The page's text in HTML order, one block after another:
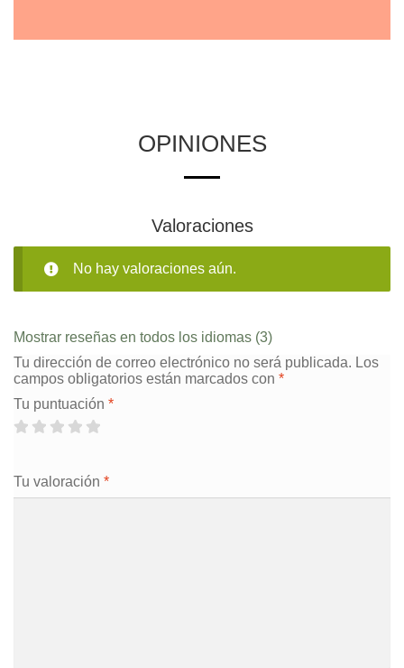
OPINIONES
Valoraciones
No hay valoraciones aún.
Mostrar reseñas en todos los idiomas (3)
Tu dirección de correo electrónico no será publicada. Los
campos obligatorios están marcados con *
Tu puntuación *
Tu valoración *